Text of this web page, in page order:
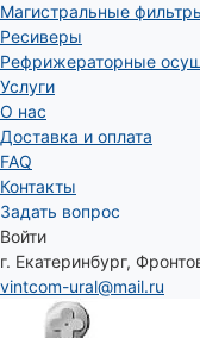
Магистральные
Ресиверы
Рефрижераторные
Услуги
О нас
Доставка и оплата
FAQ
Контакты
Задать вопрос
Войти
г. Екатеринбург,
vintcom-ural@mail.ru